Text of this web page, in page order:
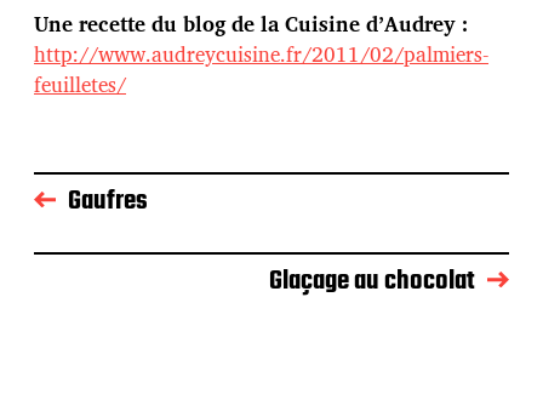
u
b
l
i
t
i
n
Une recette du blog de la Cuisine d’Audrey :
http://www.audreycuisine.fr/2011/02/palmiers-
feuilletes/
Gaufres
Glaçage au chocolat